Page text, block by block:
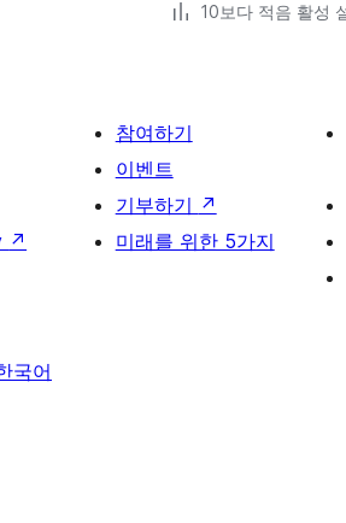
10보다 적음 활성
↗
참여하기
이벤트
기부하기 ↗
미래를 위한 5가지
국어